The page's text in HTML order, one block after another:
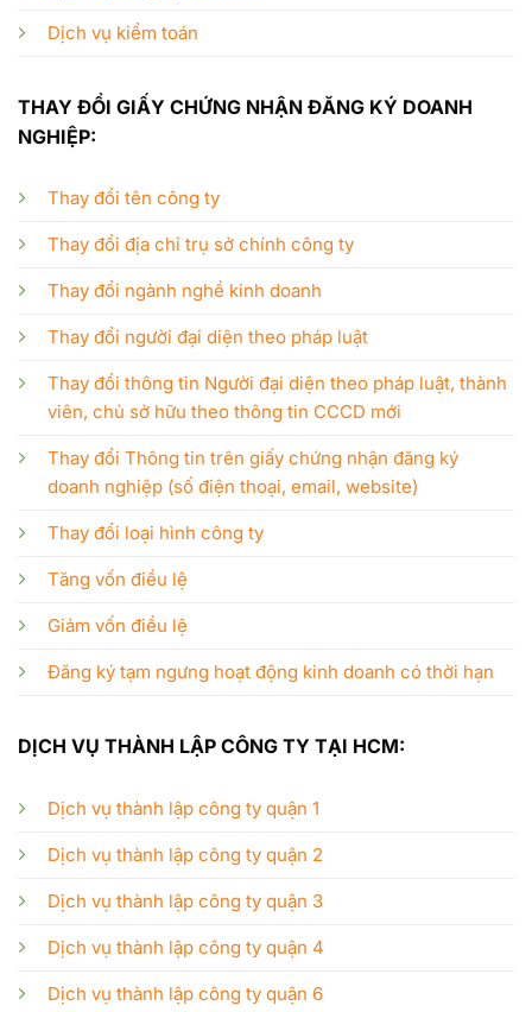
Dịch vụ kiểm toán
THAY ĐỔI GIẤY CHỨNG NHẬN ĐĂNG KÝ DOANH
NGHIỆP:
Thay đổi tên công ty
Thay đổi địa chỉ trụ sở chính công ty
Thay đổi ngành nghề kinh doanh
Thay đổi người đại diện theo pháp luật
Thay đổi thông tin Người đại diện theo pháp luật, thành
viên, chủ sở hữu theo thông tin CCCD mới
Thay đổi Thông tin trên giấy chứng nhận đăng ký
doanh nghiệp (số điện thoại, email, website)
Thay đổi loại hình công ty
Tăng vốn điều lệ
Giảm vốn điều lệ
Đăng ký tạm ngưng hoạt động kinh doanh có thời hạn
DỊCH VỤ THÀNH LẬP CÔNG TY TẠI HCM:
Dịch vụ thành lập công ty quận 1
Dịch vụ thành lập công ty quận 2
Dịch vụ thành lập công ty quận 3
Dịch vụ thành lập công ty quận 4
Dịch vụ thành lập công ty quận 6